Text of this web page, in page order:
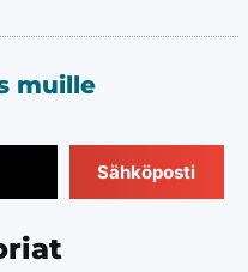
muille
Sähköposti